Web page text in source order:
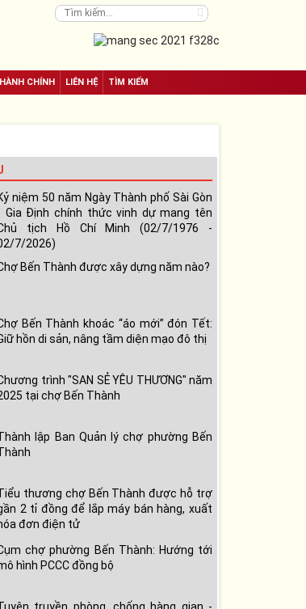
CHÍNH LIÊN HỆ TÌM KIẾM
niệm 50 năm Ngày Thành phố Sài Gòn
Gia Định chính thức vinh dự mang tên
tịch Hồ Chí Minh (02/7/1976 -
7/2026)
Bến Thành được xây dựng năm nào?
Bến Thành khoác “áo mới” đón Tết:
hồn di sản, nâng tầm diện mạo đô thị
trình "SAN SẺ YÊU THƯƠNG" năm
tại chợ Bến Thành
lập Ban Quản lý chợ phường Bến
thương chợ Bến Thành được hỗ trợ
2 tỉ đồng để lắp máy bán hàng, xuất
đơn điện tử
chợ phường Bến Thành: Hướng tới
hình PCCC đồng bộ